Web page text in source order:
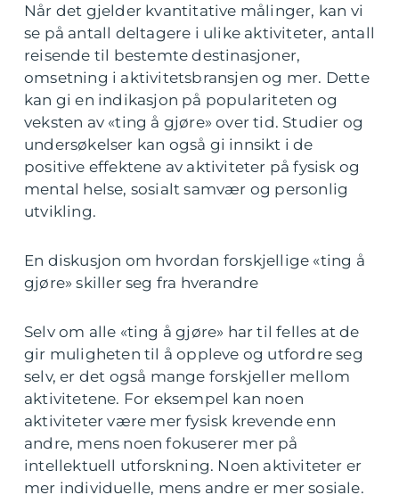
Når det gjelder kvantitative målinger, kan vi
se på antall deltagere i ulike aktiviteter, antall
reisende til bestemte destinasjoner,
omsetning i aktivitetsbransjen og mer. Dette
kan gi en indikasjon på populariteten og
veksten av «ting å gjøre» over tid. Studier og
undersøkelser kan også gi innsikt i de
positive effektene av aktiviteter på fysisk og
mental helse, sosialt samvær og personlig
utvikling.
En diskusjon om hvordan forskjellige «ting å
gjøre» skiller seg fra hverandre
Selv om alle «ting å gjøre» har til felles at de
gir muligheten til å oppleve og utfordre seg
selv, er det også mange forskjeller mellom
aktivitetene. For eksempel kan noen
aktiviteter være mer fysisk krevende enn
andre, mens noen fokuserer mer på
intellektuell utforskning. Noen aktiviteter er
mer individuelle, mens andre er mer sosiale.